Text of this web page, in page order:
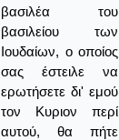
βασιλέα του
βασιλείου των
Ιουδαίων, ο οποίος
σας έστειλε να
ερωτήσετε δι' εμού
τον Κυριον περί
αυτού, θα πήτε